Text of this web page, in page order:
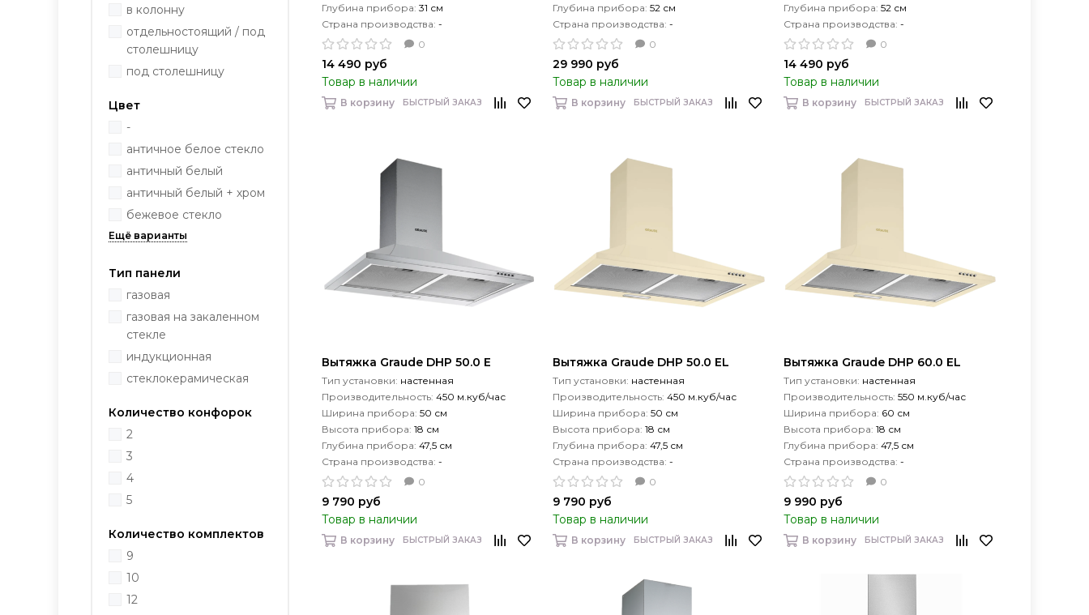
в колонну
отдельностоящий / под
столешницу
под столешницу
Цвет
-
античное белое стекло
античный белый
античный белый + хром
бежевое стекло
Тип панели
газовая
газовая на закаленном
стекле
индукционная
стеклокерамическая
Количество конфорок
2
3
4
5
Количество комплектов
9
10
12
Глубина прибора: 31 см
Страна производства: -
0
14 490 руб
Товар в наличии
В корзину БЫСТРЫЙ ЗАКАЗ
Глубина прибора: 52 см
Страна производства: -
0
29 990 руб
Товар в наличии
В корзину БЫСТРЫЙ ЗАКАЗ
Глубина прибора: 52 см
Страна производства: -
0
14 490 руб
Товар в наличии
В корзину БЫСТРЫЙ ЗАКАЗ
Вытяжка Graude DHP 50.0 E
Тип установки: настенная
Производительность: 450 м.куб/час
Ширина прибора: 50 см
Высота прибора: 18 см
Глубина прибора: 47,5 см
Страна производства: -
0
9 790 руб
Товар в наличии
В корзину БЫСТРЫЙ ЗАКАЗ
Вытяжка Graude DHP 50.0 EL
Тип установки: настенная
Производительность: 450 м.куб/час
Ширина прибора: 50 см
Высота прибора: 18 см
Глубина прибора: 47,5 см
Страна производства: -
0
9 790 руб
Товар в наличии
В корзину БЫСТРЫЙ ЗАКАЗ
Вытяжка Graude DHP 60.0 EL
Тип установки: настенная
Производительность: 550 м.куб/час
Ширина прибора: 60 см
Высота прибора: 18 см
Глубина прибора: 47,5 см
Страна производства: -
0
9 990 руб
Товар в наличии
В корзину БЫСТРЫЙ ЗАКАЗ